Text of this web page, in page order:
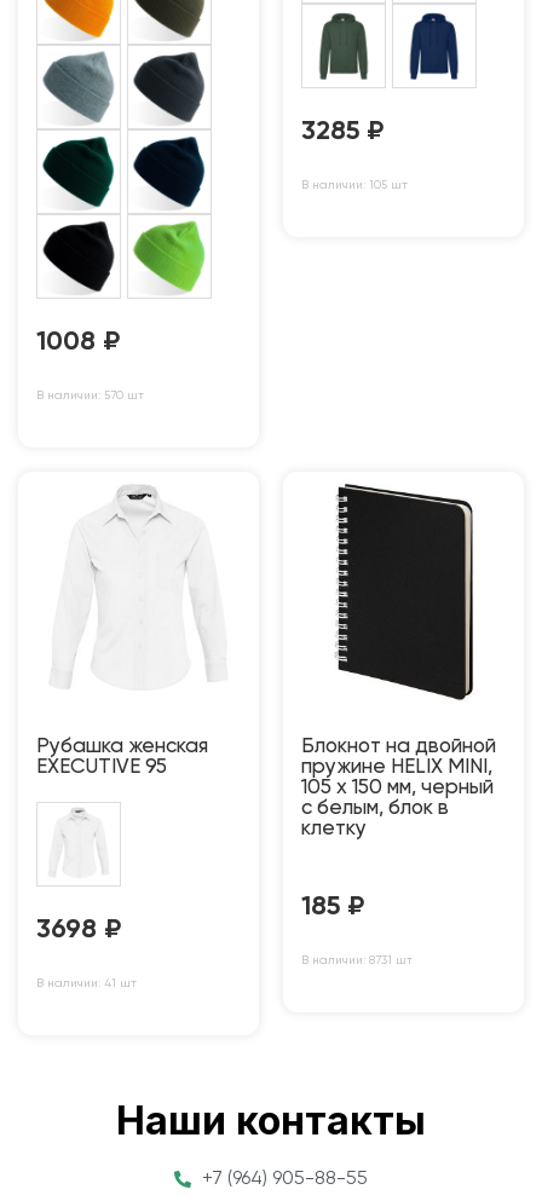
1008 ₽
В наличии: 570 шт
3285 ₽
В наличии: 105 шт
Рубашка женская
EXECUTIVE 95
3698 ₽
В наличии: 41 шт
Блокнот на двойной
пружине HELIX MINI,
105 х 150 мм, черный
с белым, блок в
клетку
185 ₽
В наличии: 8731 шт
Наши контакты
+7 (964) 905-88-55